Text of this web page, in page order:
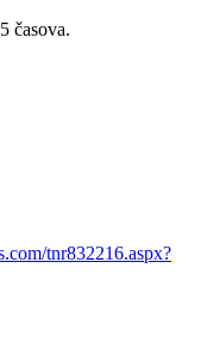
časova.
tnr832216.aspx?